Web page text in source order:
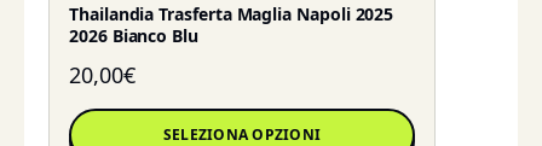
Thailandia Trasferta Maglia Napoli 2025
2026 Bianco Blu
20,00€
SELEZIONA OPZIONI